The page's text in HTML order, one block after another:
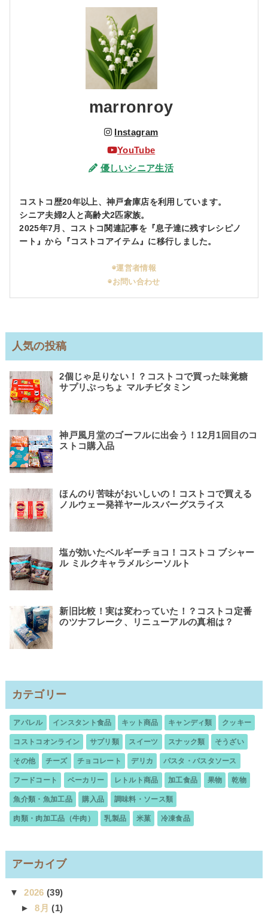
marronroy
Instagram
YouTube
優しいシニア生活
コストコ歴20年以上、神戸倉庫店を利用しています。
シニア夫婦2人と高齢犬2匹家族。
2025年7月、コストコ関連記事を『息子達に残すレシピノ
ート』から『コストコアイテム』に移行しました。
◉運営者情報
◉お問い合わせ
人気の投稿
2個じゃ足りない！？コストコで買った味覚糖
サプリぷっちょ マルチビタミン
神戸風月堂のゴーフルに出会う！12月1回目のコ
ストコ購入品
ほんのり苦味がおいしいの！コストコで買える
ノルウェー発祥ヤールスバーグスライス
塩が効いたベルギーチョコ！コストコ ブシャー
ル ミルクキャラメルシーソルト
新旧比較！実は変わっていた！？コストコ定番
のツナフレーク、リニューアルの真相は？
カテゴリー
アパレル インスタント食品 キット商品 キャンディ類 クッキー
コストコオンライン サプリ類 スイーツ スナック類 そうざい
その他 チーズ チョコレート デリカ パスタ・パスタソース
フードコート ベーカリー レトルト商品 加工食品 果物 乾物
魚介類・魚加工品 購入品 調味料・ソース類
肉類・肉加工品（牛肉） 乳製品 米菓 冷凍食品
アーカイブ
▼2026(39)
►8月(1)